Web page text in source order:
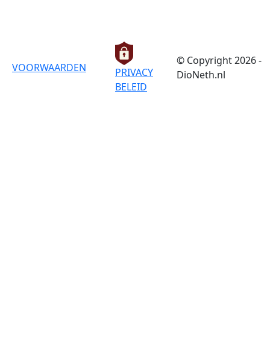
VOORWAARDEN
PRIVACY
BELEID
© Copyright 2026 -
DioNeth.nl